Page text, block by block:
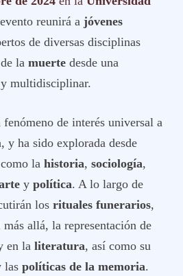
reunirá a jóvenes
de diversas disciplinas
de lamuerte desde una
multidisciplinar.
de interés universal a
y ha sido explorada desde
como lahistoria,sociología,
ypolítica. A lo largo de
losrituales funerarios,
más allá, la representación de
en laliteratura, así como su
laspolíticas de la memoria.